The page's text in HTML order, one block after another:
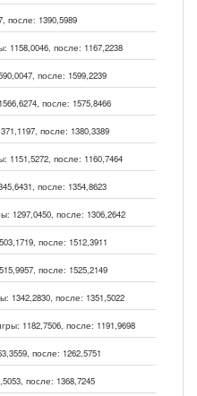
после: 1390,5989
1158,0046, после: 1167,2238
после: 1599,2239
после: 1575,8466
после: 1380,3389
1151,5272, после: 1160,7464
после: 1354,8623
1297,0450, после: 1306,2642
после: 1512,3911
после: 1525,2149
1342,2830, после: 1351,5022
1182,7506, после: 1191,9698
после: 1262,5751
после: 1368,7245